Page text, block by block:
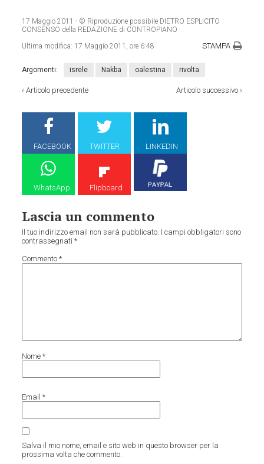
17 Maggio 2011 - © Riproduzione possibile DIETRO ESPLICITO
CONSENSO della REDAZIONE di CONTROPIANO
Ultima modifica: 17 Maggio 2011, ore 6:48 STAMPA
Argomenti: isrele Nakba oalestina rivolta
‹Articolo precedente Articolo successivo›
FACEBOOK TWITTER LINKEDIN
WhatsApp Flipboard
Lascia un commento
Il tuo indirizzo email non sarà pubblicato. I campi obbligatori sono
contrassegnati*
Commento*
Nome*
Email*
Salva il mio nome, email e sito web in questo browser per la
prossima volta che commento.